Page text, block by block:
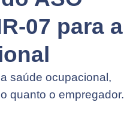
07 para a
saúde ocupacional,
quanto o empregador.